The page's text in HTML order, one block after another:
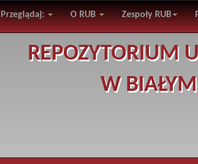
Przeglądaj: O RUB Zespoły RUB
REPOZYTORIUM
W